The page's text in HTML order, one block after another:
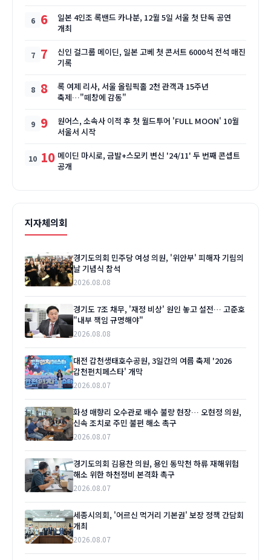
6
일본 4인조 록밴드 카나분, 12월 5일 서울 첫 단독 공연
개최
7
신인 걸그룹 메이딘, 일본 고베 첫 콘서트 6000석 전석 매진
기록
8
록 여제 리사, 서울 올림픽홀 2천 관객과 15주년
축제…"떼창에 감동"
9
원어스, 소속사 이적 후 첫 월드투어 'FULL MOON' 10월
서울서 시작
10 메이딘 마시로, 금발+스모키 변신 '24/11' 두 번째 콘셉트
공개
지자체의회
경기도의회 민주당 여성 의원, '위안부' 피해자 기림의
날 기념식 참석
2026.08.08
경기도 7조 채무, '재정 비상' 원인 놓고 설전… 고준호
"내부 책임 규명해야"
2026.08.08
대전 갑천생태호수공원, 3일간의 여름 축제 '2026
갑천펀치페스타' 개막
2026.08.07
화성 매향리 오수관로 배수 불량 현장… 오현정 의원,
신속 조치로 주민 불편 해소 촉구
2026.08.07
경기도의회 김용찬 의원, 용인 동막천 하류 재해위험
해소 위한 하천정비 본격화 촉구
2026.08.07
세종시의회, '어르신 먹거리 기본권' 보장 정책 간담회
개최
2026.08.07